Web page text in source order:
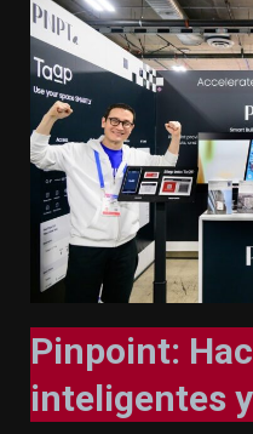
Pinpoint:
inteligentes